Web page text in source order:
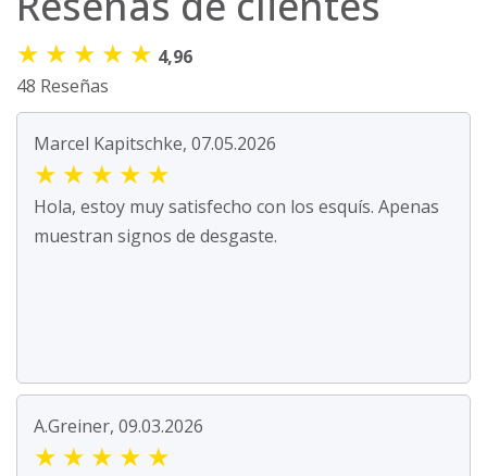
★ ★ ★ ★ ★ 4,96
48 Reseñas
Marcel Kapitschke, 07.05.2026
★ ★ ★ ★ ★
Hola, estoy muy satisfecho con los esquís. Apenas
muestran signos de desgaste.
A.Greiner, 09.03.2026
★ ★ ★ ★ ★